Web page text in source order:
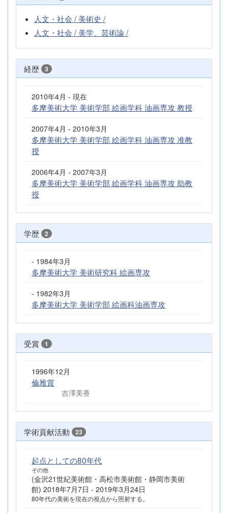
人文・社会 / 美術史 /
人文・社会 / 美学、芸術論 /
経歴 3
2010年4月 - 現在
多摩美術大学 美術学部 絵画学科 油画専攻 教授
2007年4月 - 2010年3月
多摩美術大学 美術学部 絵画学科 油画専攻 准教
授
2006年4月 - 2007年3月
多摩美術大学 美術学部 絵画学科 油画専攻 助教
授
学歴 2
- 1984年3月
多摩美術大学 美術研究科 絵画専攻
- 1982年3月
多摩美術大学 美術学部 絵画科油画専攻
受賞 1
1996年12月
倫雅賞
吉澤美香
学術貢献活動 23
起点としての80年代
その他
(金沢21世紀美術館・高松市美術館・静岡市美術
館) 2018年7月7日 - 2019年3月24日
80年代の美術を現在の視点から照射する。